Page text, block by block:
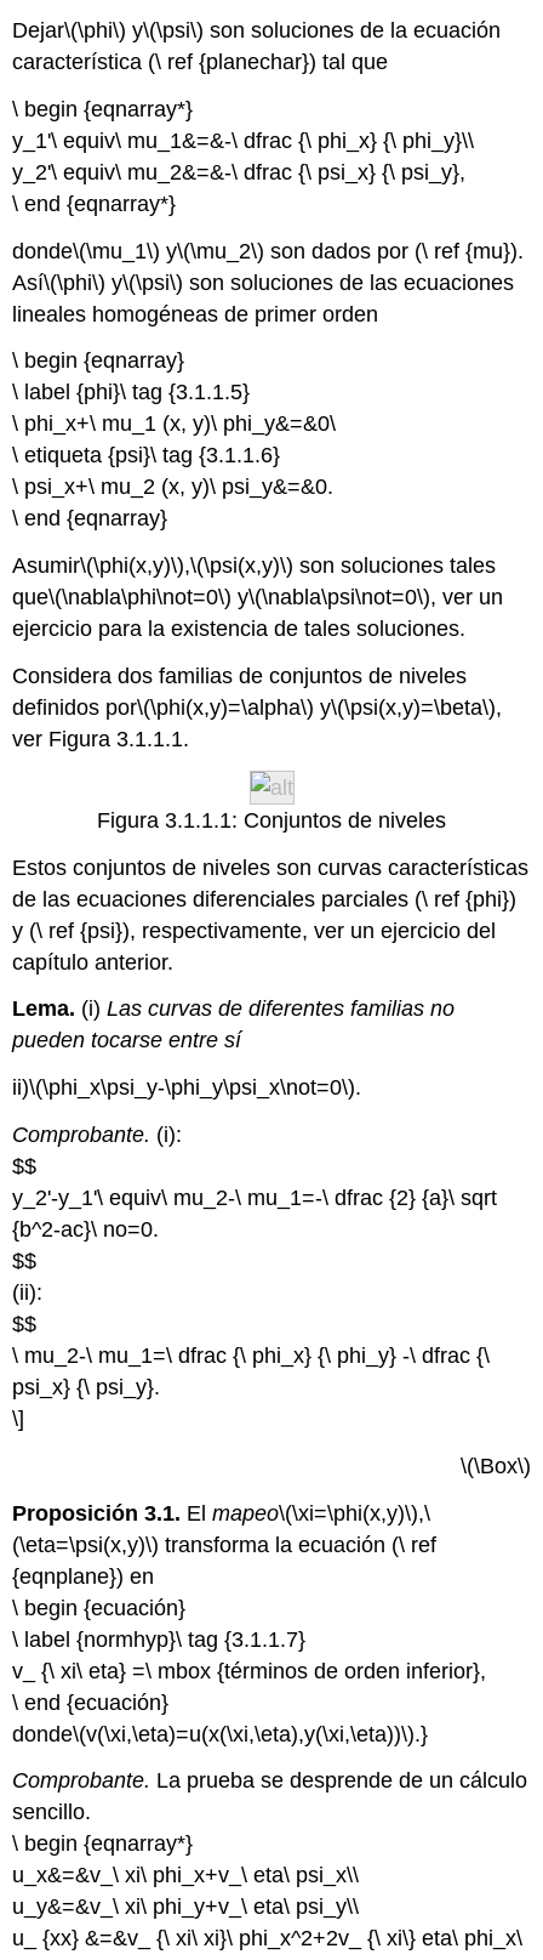
Dejar\(\phi\) y\(\psi\) son soluciones de la ecuación
característica (\ ref {planechar}) tal que
\ begin {eqnarray*}
y_1'\ equiv\ mu_1&=&-\ dfrac {\ phi_x} {\ phi_y}\\
y_2'\ equiv\ mu_2&=&-\ dfrac {\ psi_x} {\ psi_y},
\ end {eqnarray*}
donde\(\mu_1\) y\(\mu_2\) son dados por (\ ref {mu}).
Así\(\phi\) y\(\psi\) son soluciones de las ecuaciones
lineales homogéneas de primer orden
\ begin {eqnarray}
\ label {phi}\ tag {3.1.1.5}
\ phi_x+\ mu_1 (x, y)\ phi_y&=&0\
\ etiqueta {psi}\ tag {3.1.1.6}
\ psi_x+\ mu_2 (x, y)\ psi_y&=&0.
\ end {eqnarray}
Asumir\(\phi(x,y)\),\(\psi(x,y)\) son soluciones tales
que\(\nabla\phi\not=0\) y\(\nabla\psi\not=0\), ver un
ejercicio para la existencia de tales soluciones.
Considera dos familias de conjuntos de niveles
definidos por\(\phi(x,y)=\alpha\) y\(\psi(x,y)=\beta\),
ver Figura 3.1.1.1.
Figura 3.1.1.1: Conjuntos de niveles
Estos conjuntos de niveles son curvas características
de las ecuaciones diferenciales parciales (\ ref {phi})
y (\ ref {psi}), respectivamente, ver un ejercicio del
capítulo anterior.
Lema. (i)Las curvas de diferentes familias no
pueden tocarse entre sí
ii)\(\phi_x\psi_y-\phi_y\psi_x\not=0\).
Comprobante. (i):
$$
y_2'-y_1'\ equiv\ mu_2-\ mu_1=-\ dfrac {2} {a}\ sqrt
{b^2-ac}\ no=0.
$$
(ii):
$$
\ mu_2-\ mu_1=\ dfrac {\ phi_x} {\ phi_y} -\ dfrac {\
psi_x} {\ psi_y}.
\]
\(\Box\)
Proposición 3.1. Elmapeo\(\xi=\phi(x,y)\),\
(\eta=\psi(x,y)\) transforma la ecuación (\ ref
{eqnplane}) en
\ begin {ecuación}
\ label {normhyp}\ tag {3.1.1.7}
v_ {\ xi\ eta} =\ mbox {términos de orden inferior},
\ end {ecuación}
donde\(v(\xi,\eta)=u(x(\xi,\eta),y(\xi,\eta))\).}
Comprobante. La prueba se desprende de un cálculo
sencillo.
\ begin {eqnarray*}
u_x&=&v_\ xi\ phi_x+v_\ eta\ psi_x\\
u_y&=&v_\ xi\ phi_y+v_\ eta\ psi_y\\
u_ {xx} &=&v_ {\ xi\ xi}\ phi_x^2+2v_ {\ xi\} eta\ phi_x\